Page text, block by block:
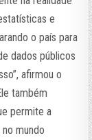
e
o país para
dados públicos
afirmou o
também
permite a
mundo